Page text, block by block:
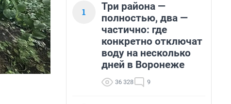
1
Три района —
полностью, два —
частично: где
конкретно отключат
воду на несколько
дней в Воронеже
36 328 9